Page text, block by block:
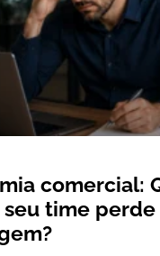
comercial:
seu time